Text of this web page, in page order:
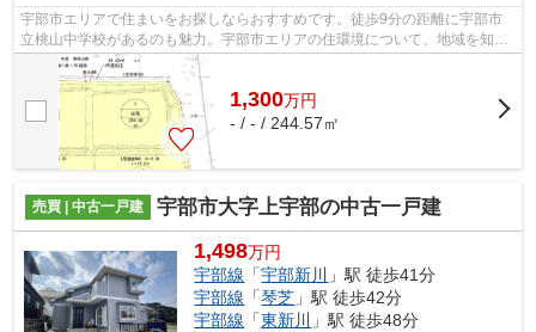
宇部市エリアで住まいをお探しならおすすめです。徒歩9分の距離に宇部市
立桃山中学校があるのも魅力。宇部市エリアの住環境について、地域を知り
尽くしているスタッフが適切にご案内い...
1,300万円
- / - / 244.57㎡
売買 | 中古一戸建 宇部市大字上宇部の中古一戸建
1,498万円
宇部線 「宇部新川
」駅 徒歩41分
宇部線 「琴芝 」駅 徒歩42分
宇部線 「東新川
」駅 徒歩48分